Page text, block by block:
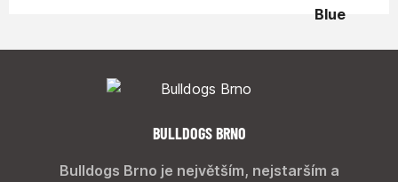
BULLDOGS BRNO
Bulldogs Brno je největším, nejstarším a